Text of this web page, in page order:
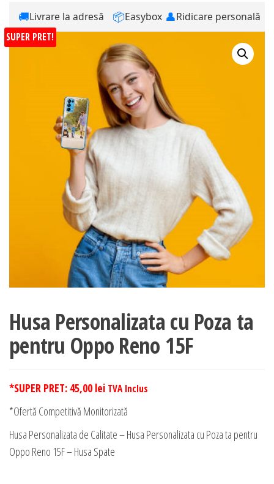
🚚Livrare la adresă 📦Easybox 👤Ridicare personală
SUPER PRET!
Husa Personalizata cu Poza ta
pentru Oppo Reno 15F
*SUPER PRET: 45,00 lei TVA Inclus
*Ofertă Competitivă Monitorizată
Husa Personalizata de Calitate – Husa Personalizata cu Poza ta pentru
Oppo Reno 15F – Husa Spate